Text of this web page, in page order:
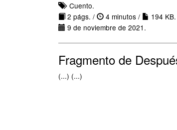
Cuento.
2 págs. /
4 minutos /
194 KB.
9 de noviembre de 2021.
Fragmento de
(...) (...)